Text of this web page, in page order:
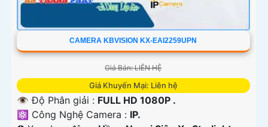
CAMERA KBVISION KX-EAI2259UPN
Giá Bán: LIÊN HỆ
Giá Khuyến Mại: Liên hệ
👁 Độ Phân giải : FULL HD 1080P .
⚛️ Công Nghệ Camera : IP.